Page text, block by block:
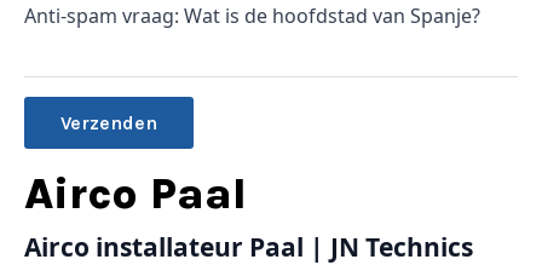
Anti-spam vraag: Wat is de hoofdstad van Spanje?
Alternative:
Airco Paal
Airco installateur Paal | JN Technics